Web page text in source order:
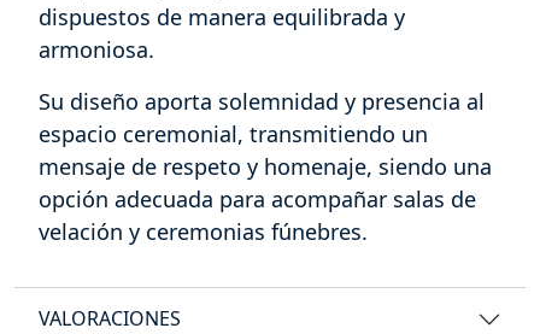
dispuestos de manera equilibrada y
armoniosa.
Su diseño aporta solemnidad y presencia al
espacio ceremonial, transmitiendo un
mensaje de respeto y homenaje, siendo una
opción adecuada para acompañar salas de
velación y ceremonias fúnebres.
VALORACIONES